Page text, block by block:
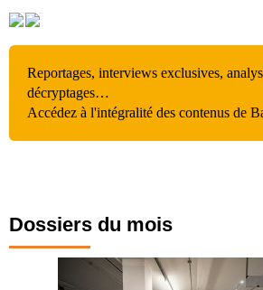
Reportages, interviews exclusives,
décryptages…
Accédez à l'intégralité des contenus de
Dossiers du mois